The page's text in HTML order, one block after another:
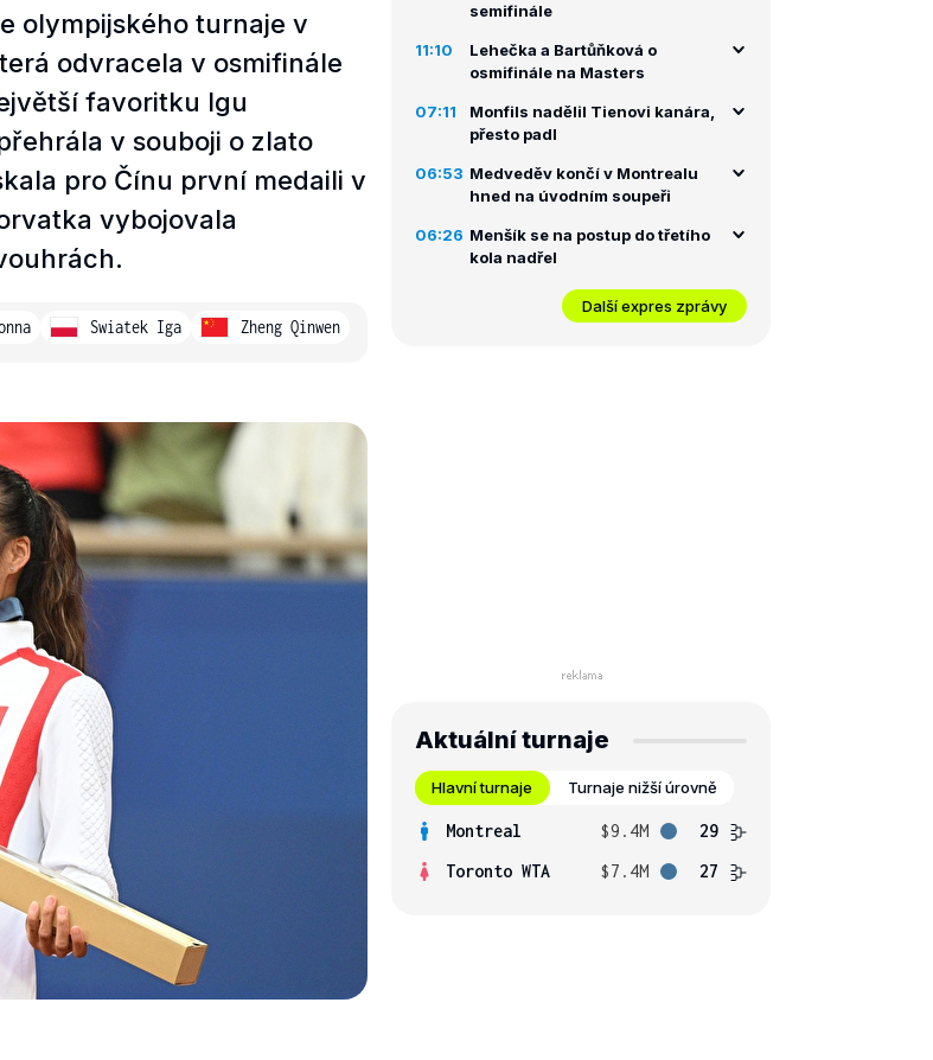
olympijského turnaje v
odvracela v osmifinále
favoritku Igu
v souboji o zlato
pro Čínu první medaili v
vybojovala
Swiatek Iga Zheng Qinwen
semifinále
11:10
Lehečka a Bartůňková o
osmifinále na Masters
07:11
Monfils nadělil Tienovi kanára,
přesto padl
06:53 Medveděv končí v Montrealu
hned na úvodním soupeři
06:26 Menšík se na postup do třetího
kola nadřel
Další expres zprávy
Aktuální turnaje
Hlavní turnaje Turnaje nižší úrovně
Montreal $9.4M
29
Toronto WTA
$7.4M 27